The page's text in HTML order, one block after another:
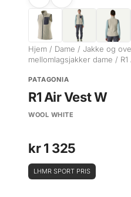
Hjem / Dame / Jakke og
mellomlagsjakker dame /
PATAGONIA
R1 Air Vest W
WOOL WHITE
kr1 325
LHMR SPORT PRIS